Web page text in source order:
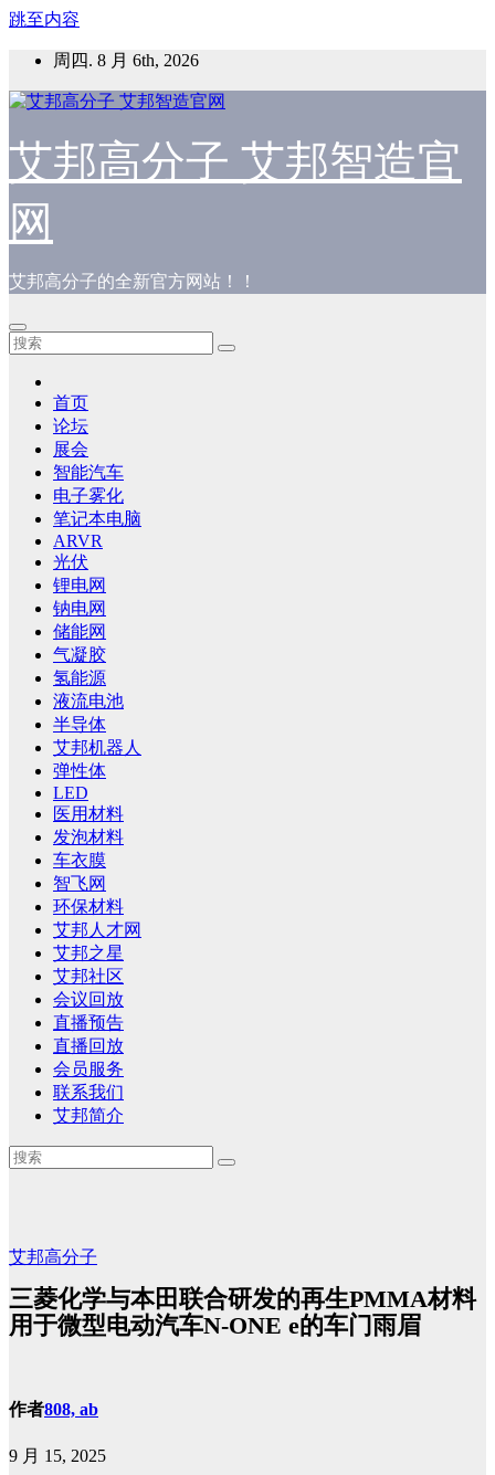
跳至内容
周四. 8 月 6th, 2026
艾邦高分子 艾邦智造官
网
艾邦高分子的全新官方网站！！
首页
论坛
展会
智能汽车
电子雾化
笔记本电脑
ARVR
光伏
锂电网
钠电网
储能网
气凝胶
氢能源
液流电池
半导体
艾邦机器人
弹性体
LED
医用材料
发泡材料
车衣膜
智飞网
环保材料
艾邦人才网
艾邦之星
艾邦社区
会议回放
直播预告
直播回放
会员服务
联系我们
艾邦简介
艾邦高分子
三菱化学与本田联合研发的再生PMMA材料
用于微型电动汽车N-ONE e的车门雨眉
作者808, ab
9 月 15, 2025